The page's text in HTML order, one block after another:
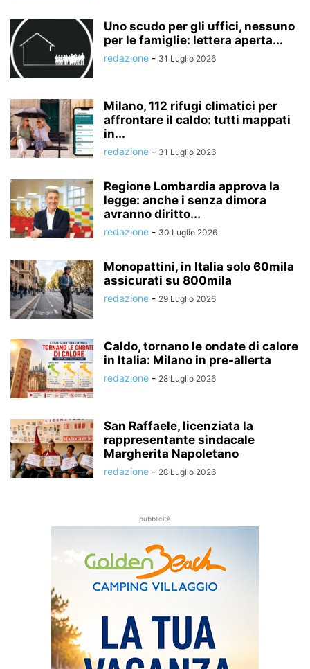
Uno scudo per gli uffici, nessuno
per le famiglie: lettera aperta...
redazione - 31 Luglio 2026
Milano, 112 rifugi climatici per
affrontare il caldo: tutti mappati
in...
redazione - 31 Luglio 2026
Regione Lombardia approva la
legge: anche i senza dimora
avranno diritto...
redazione - 30 Luglio 2026
Monopattini, in Italia solo 60mila
assicurati su 800mila
redazione - 29 Luglio 2026
Caldo, tornano le ondate di calore
in Italia: Milano in pre-allerta
redazione - 28 Luglio 2026
San Raffaele, licenziata la
rappresentante sindacale
Margherita Napoletano
redazione - 28 Luglio 2026
pubblicità